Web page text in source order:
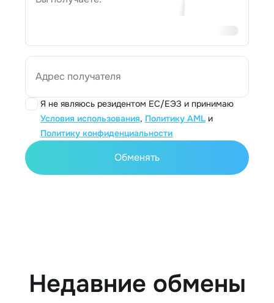
Адрес получателя
Я не являюсь резидентом ЕС/ЕЭЗ и принимаю
Условия использования, Политику AML и
Политику конфиденциальности
Обменять
Недавние обмены